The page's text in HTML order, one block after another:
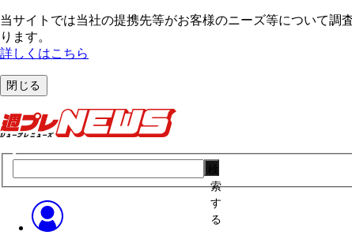
当サイトでは当社の提携先等がお客様のニーズ等について調
ります。
詳しくはこちら
閉じる
索
す
る